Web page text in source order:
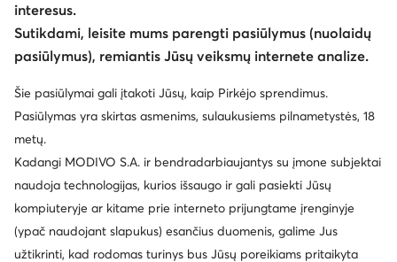
© eavalyne.lt 2026
Taisyklės
Pakeisti nustatymus
Privatumo politika
Duomenų apsauga
interesus.
Sutikdami, leisite mums parengti pasiūlymus (nuolaidų
pasiūlymus), remiantis Jūsų veiksmų internete analize.
Šie pasiūlymai gali įtakoti Jūsų, kaip Pirkėjo sprendimus.
Pasiūlymas yra skirtas asmenims, sulaukusiems pilnametystės, 18
metų.
Kadangi MODIVO S.A. ir bendradarbiaujantys su įmone subjektai
naudoja technologijas, kurios išsaugo ir gali pasiekti Jūsų
kompiuteryje ar kitame prie interneto prijungtame įrenginyje
(ypač naudojant slapukus) esančius duomenis, galime Jus
užtikrinti, kad rodomas turinys bus Jūsų poreikiams pritaikyta